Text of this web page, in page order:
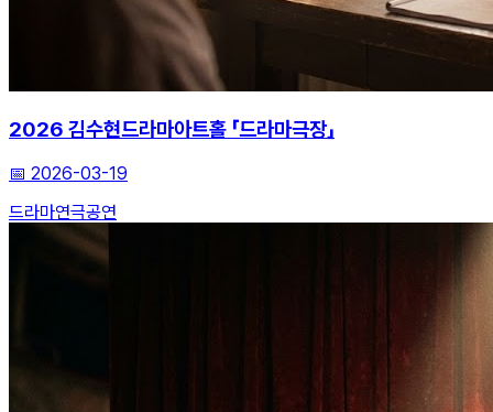
2026 김수현드라마아트홀 「드라마극장」
📅 2026-03-19
드라마연극공연